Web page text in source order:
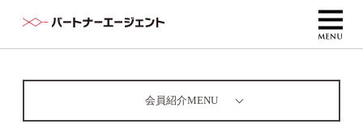
会員紹介MENU